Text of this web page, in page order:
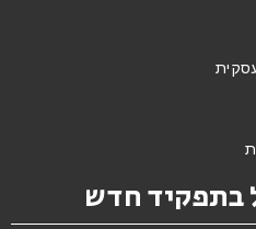
בתפקיד חדש